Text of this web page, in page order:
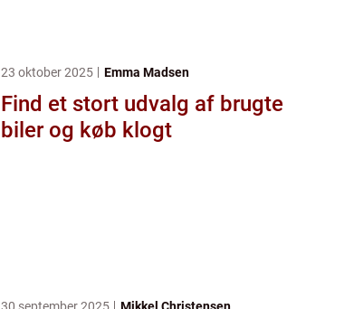
23 oktober 2025 Emma Madsen
Find et stort udvalg af brugte
biler og køb klogt